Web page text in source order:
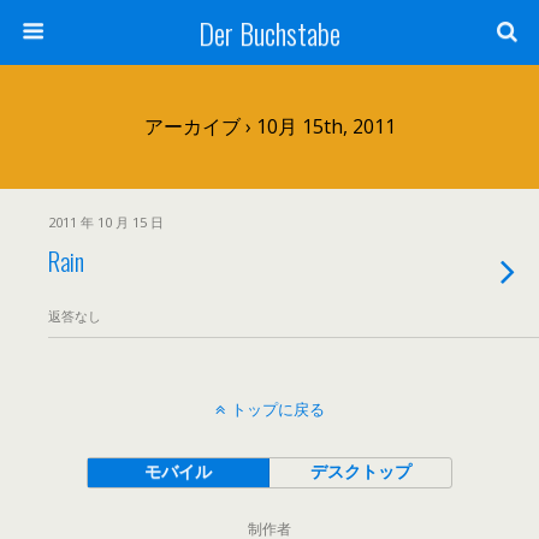
Der Buchstabe
アーカイブ › 10月 15th, 2011
2011 年 10 月 15 日
Rain
返答なし
トップに戻る
モバイル デスクトップ
制作者